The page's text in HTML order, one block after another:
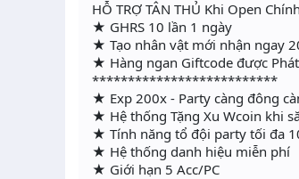
HỖ TRỢ TÂN THỦ Khi Open
★ GHRS 10 lần 1 ngày
★ Tạo nhân vật mới nhận ngay
★ Hàng ngan Giftcode được
**************************
★ Exp 200x - Party càng đông
★ Hệ thống Tặng Xu Wcoin khi
★ Tính năng tổ đội party tối đa
★ Hệ thống danh hiệu miễn phí
★ Giới hạn 5 Acc/PC